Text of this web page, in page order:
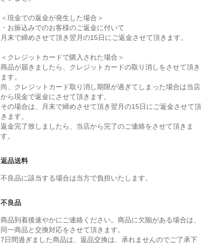
＜現金での返金が発生した場合＞
・お振込みでのお客様のご返金に付いて
月末で締めさせて頂き翌月の15日にご返金させて頂きます。
＜クレジットカードで購入された場合＞
商品が届きましたら、クレジットカードの取り消しをさせて頂き
ます。
尚、クレジットカード取り消し期限が過ぎてしまった場合は当店
から現金で返金にさせて頂きます。
その場合は、月末で締めさせて頂き翌月の15日にご返金させて頂
きます。
返金完了致しましたら、当店から完了のご連絡をさせて頂きま
す。
返品送料
不良品に該当する場合は当方で負担いたします。
不良品
商品到着後速やかにご連絡ください。商品に欠陥がある場合は、
同一商品と交換対応をさせて頂きます。
7日間過ぎました商品は、返品交換は、承れませんのでご了承下